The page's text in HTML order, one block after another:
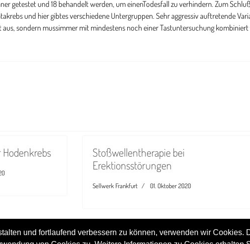
und fortlaufend verbessern zu können, verwenden wir Cookies.
Stoßwellentherapie bei
Erektionsstörungen
Sellwerk Frankfurt 01. Oktober 2020